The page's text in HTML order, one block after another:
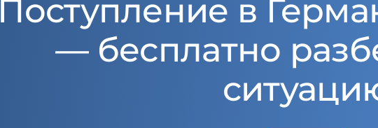
Поступление в
— бесплатно